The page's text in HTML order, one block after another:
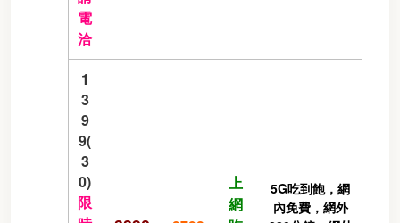
電
洽
1
3
9
9(
3
0)
限
上
網
5G吃到飽，網
內免費，網外